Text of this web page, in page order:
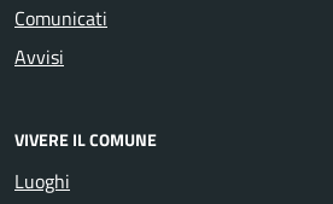
Comunicati
Avvisi
VIVERE IL COMUNE
Luoghi